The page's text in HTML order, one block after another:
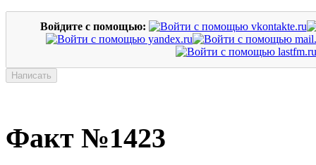
Войдите с помощью:
Факт №1423